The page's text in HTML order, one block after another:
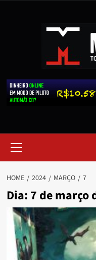
HOME 2024 MARÇO 7
Dia: 7 de março